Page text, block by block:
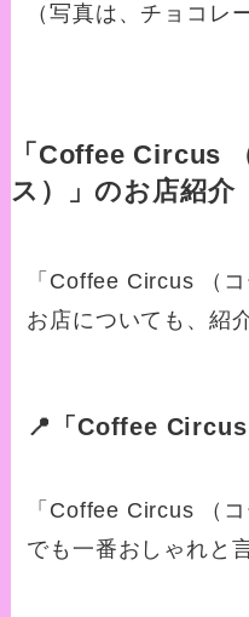
（写真は、チョコレ
「Coffee Circus
ス）」のお店紹介
「Coffee Circus （
お店についても、紹
📍「Coffee Circus
「Coffee Circus （
でも一番おしゃれと